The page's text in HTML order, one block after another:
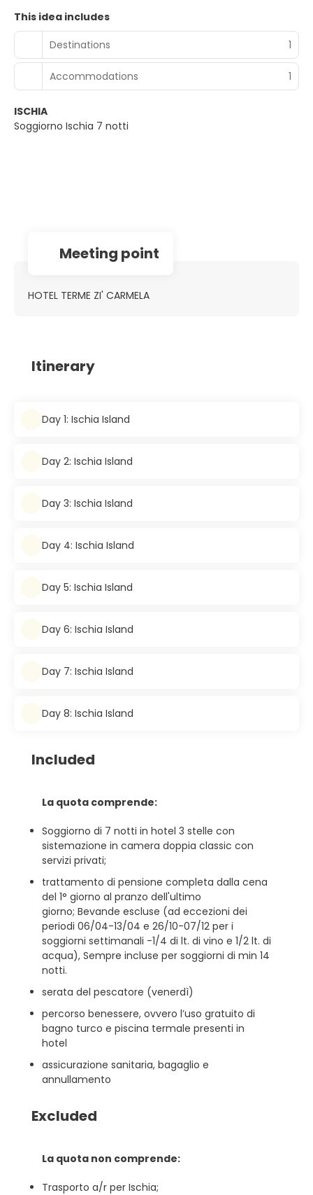
This idea includes
Destinations
1
Accommodations 1
ISCHIA
Soggiorno Ischia 7 notti
Meeting point
HOTEL TERME ZI' CARMELA
Itinerary
Day 1: Ischia Island
Day 2: Ischia Island
Day 3: Ischia Island
Day 4: Ischia Island
Day 5: Ischia Island
Day 6: Ischia Island
Day 7: Ischia Island
Day 8: Ischia Island
Included
La quota comprende:
Soggiorno di 7 notti in hotel 3 stelle con
sistemazione in camera doppia classic con
servizi privati;
trattamento di pensione completa dalla cena
del 1° giorno al pranzo dell'ultimo
giorno; Bevande escluse (ad eccezioni dei
periodi 06/04-13/04 e 26/10-07/12 per i
soggiorni settimanali -1/4 di lt. di vino e 1/2 lt. di
acqua), Sempre incluse per soggiorni di min 14
notti.
serata del pescatore (venerdì)
percorso benessere, ovvero l’uso gratuito di
bagno turco e piscina termale presenti in
hotel
assicurazione sanitaria, bagaglio e
annullamento
Excluded
La quota non comprende:
Trasporto a/r per Ischia;